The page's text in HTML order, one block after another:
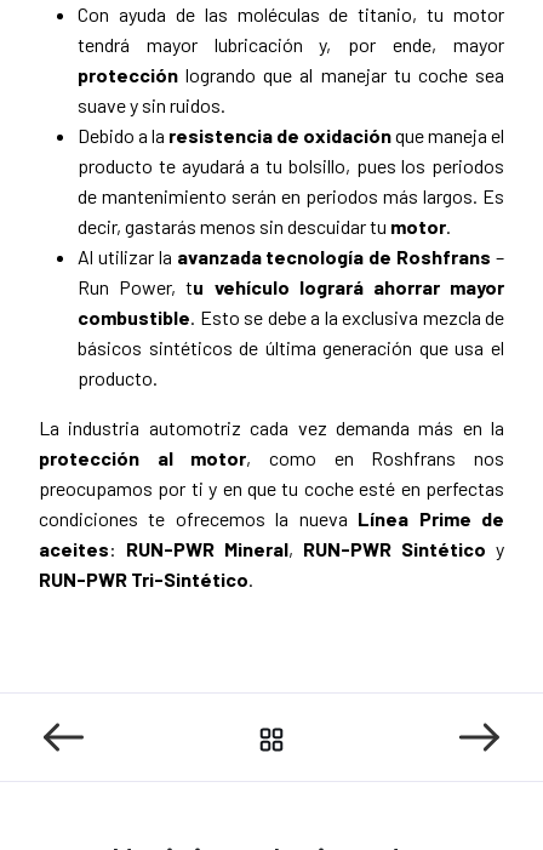
Con ayuda de las moléculas de titanio, tu motor
tendrá mayor lubricación y, por ende, mayor
protección logrando que al manejar tu coche sea
suave y sin ruidos.
Debido a la resistencia de oxidaciónque maneja el
producto te ayudará a tu bolsillo, pues los periodos
de mantenimiento serán en periodos más largos. Es
decir, gastarás menos sin descuidar tu motor.
Al utilizar la avanzada tecnología de Roshfrans –
Run Power, tu vehículo logrará ahorrar mayor
combustible. Esto se debe a la exclusiva mezcla de
básicos sintéticos de última generación que usa el
producto.
La industria automotriz cada vez demanda más en la
protección al motor, como en Roshfrans nos
preocupamos por ti y en que tu coche esté en perfectas
condiciones te ofrecemos la nueva Línea Prime de
aceites: RUN-PWR Mineral, RUN-PWR Sintético y
RUN-PWR Tri-Sintético.